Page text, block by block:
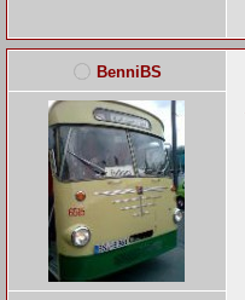
BenniBS